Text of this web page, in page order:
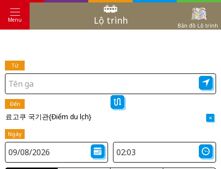
Menu Lộ trình Bản đồ Lộ trình
Từ
Đến
료고쿠 국기관{Điểm du lịch} ×
Ngày